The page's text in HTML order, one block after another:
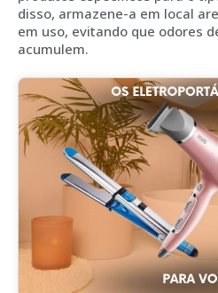
disso, armazene-a em local
em uso, evitando que odores
acumulem.